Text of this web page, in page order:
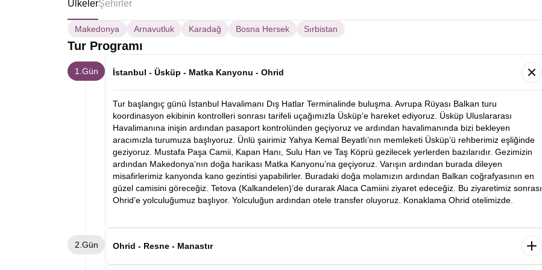
ÜlkelerŞehirler
Makedonya Arnavutluk Karadağ Bosna Hersek Sırbistan
Tur Programı
1.Gün İstanbul - Üsküp - Matka Kanyonu - Ohrid
Tur başlangıç günü İstanbul Havalimanı Dış Hatlar Terminalinde buluşma. Avrupa Rüyası Balkan turu
koordinasyon ekibinin kontrolleri sonrası tarifeli uçağımızla Üsküp’e hareket ediyoruz. Üsküp Uluslararası
Havalimanına inişin ardından pasaport kontrolünden geçiyoruz ve ardından havalimanında bizi bekleyen
aracımızla turumuza başlıyoruz. Ünlü şairimiz Yahya Kemal Beyatlı’nın memleketi Üsküp’ü rehberimiz eşliğinde
geziyoruz. Mustafa Paşa Camii, Kapan Hanı, Sulu Han ve Taş Köprü gezilecek yerlerden bazılarıdır. Gezimizin
ardından Makedonya’nın doğa harikası Matka Kanyonu’na geçiyoruz. Varışın ardından burada dileyen
misafirlerimiz kanyonda kano gezintisi yapabilirler. Buradaki doğa molamızın ardından Balkan coğrafyasının en
güzel camisini göreceğiz. Tetova (Kalkandelen)’de durarak Alaca Camiini ziyaret edeceğiz. Bu ziyaretimiz sonrası
Ohrid’e yolculuğumuz başlıyor. Yolculuğun ardından otele transfer oluyoruz. Konaklama Ohrid otelimizde.
2.Gün Ohrid - Resne - Manastır